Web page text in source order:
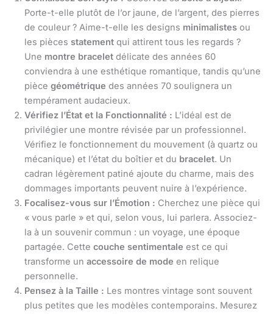
Porte-t-elle plutôt de l’or jaune, de l’argent, des pierres
de couleur ? Aime-t-elle les designs minimalistes ou
les pièces statement qui attirent tous les regards ?
Une montre bracelet délicate des années 60
conviendra à une esthétique romantique, tandis qu’une
pièce géométrique des années 70 soulignera un
tempérament audacieux.
Vérifiez l’État et la Fonctionnalité : L’idéal est de
privilégier une montre révisée par un professionnel.
Vérifiez le fonctionnement du mouvement (à quartz ou
mécanique) et l’état du boîtier et du bracelet. Un
cadran légèrement patiné ajoute du charme, mais des
dommages importants peuvent nuire à l’expérience.
Focalisez-vous sur l’Émotion : Cherchez une pièce qui
« vous parle » et qui, selon vous, lui parlera. Associez-
la à un souvenir commun : un voyage, une époque
partagée. Cette couche sentimentale est ce qui
transforme un accessoire de mode en relique
personnelle.
Pensez à la Taille : Les montres vintage sont souvent
plus petites que les modèles contemporains. Mesurez